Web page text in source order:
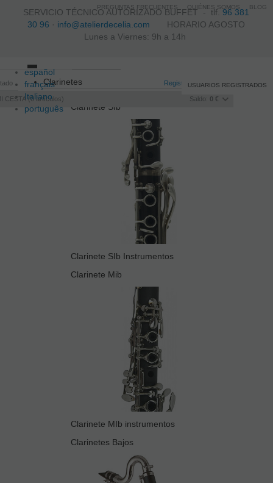
SERVICIO TÉCNICO AUTORIZADO BUFFET -tlf.96 381
30 96 · info@atelierdecelia.com HORARIO AGOSTO
Lunes a Viernes: 9h a 14h
español
français
Italiano
português
Registro /Iniciar sesión
CESTA 0artículos Saldo: 0 €
USUARIOS REGISTRADOS
Toggle
navigation
Clarinetes
Clarinete SIb
Clarinete SIb Instrumentos
Clarinete Mib
Clarinete MIb instrumentos
Clarinetes Bajos
PREGUNTAS FRECUENTES QUIÉNES SOMOS BLOG